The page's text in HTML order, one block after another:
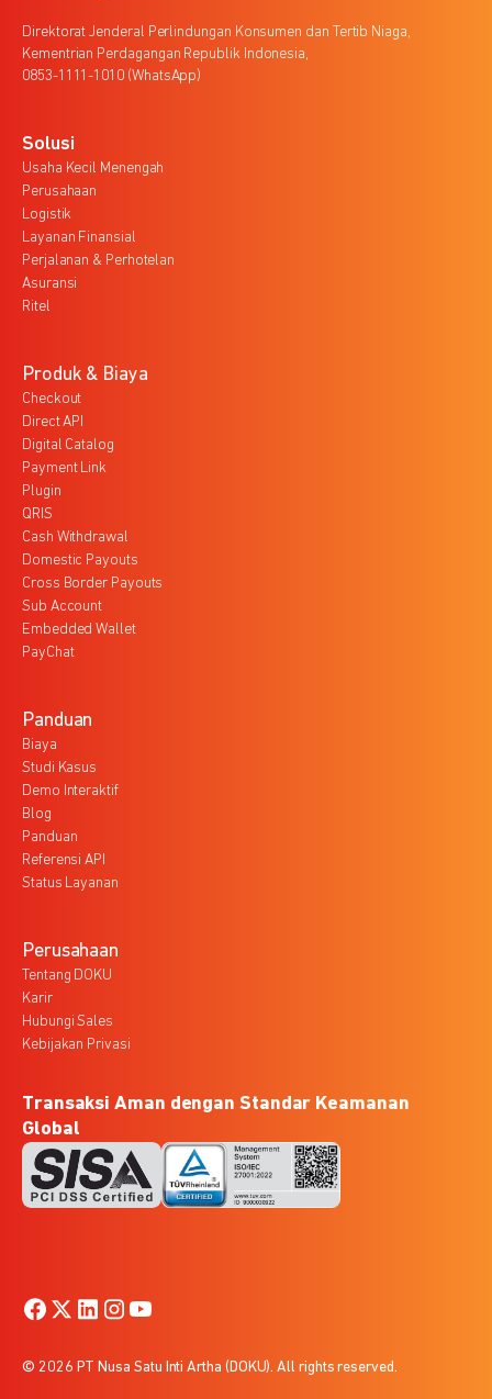
Direktorat Jenderal Perlindungan Konsumen dan Tertib Niaga,
Kementrian Perdagangan Republik Indonesia,
0853-1111-1010 (WhatsApp)
Solusi
Usaha Kecil Menengah
Perusahaan
Logistik
Layanan Finansial
Perjalanan & Perhotelan
Asuransi
Ritel
Produk & Biaya
Checkout
Direct API
Digital Catalog
Payment Link
Plugin
QRIS
Cash Withdrawal
Domestic Payouts
Cross Border Payouts
Sub Account
Embedded Wallet
PayChat
Panduan
Biaya
Studi Kasus
Demo Interaktif
Blog
Panduan
Referensi API
Status Layanan
Perusahaan
Tentang DOKU
Karir
Hubungi Sales
Kebijakan Privasi
Transaksi Aman dengan Standar Keamanan
Global
© 2026 PT Nusa Satu Inti Artha (DOKU). All rights reserved.